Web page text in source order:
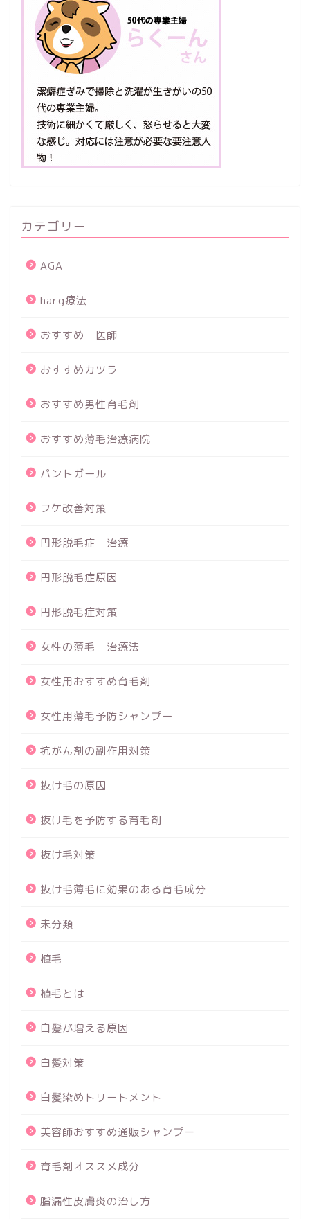
カテゴリー
AGA
harg療法
おすすめ 医師
おすすめカツラ
おすすめ男性育毛剤
おすすめ薄毛治療病院
パントガール
フケ改善対策
円形脱毛症 治療
円形脱毛症原因
円形脱毛症対策
女性の薄毛 治療法
女性用おすすめ育毛剤
女性用薄毛予防シャンプー
抗がん剤の副作用対策
抜け毛の原因
抜け毛を予防する育毛剤
抜け毛対策
抜け毛薄毛に効果のある育毛成分
未分類
植毛
植毛とは
白髪が増える原因
白髪対策
白髪染めトリートメント
美容師おすすめ通販シャンプー
育毛剤オススメ成分
脂漏性皮膚炎の治し方